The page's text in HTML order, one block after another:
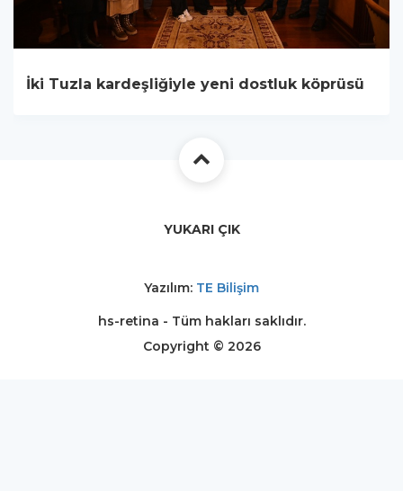
İki Tuzla kardeşliğiyle yeni dostluk köprüsü
YUKARI ÇIK
Yazılım: TE Bilişim
hs-retina - Tüm hakları saklıdır.
Copyright © 2026